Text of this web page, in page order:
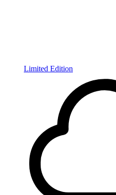
Limited Edition